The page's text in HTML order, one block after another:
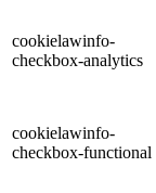
cookielawinfo-
checkbox-analytics
cookielawinfo-
checkbox-functional